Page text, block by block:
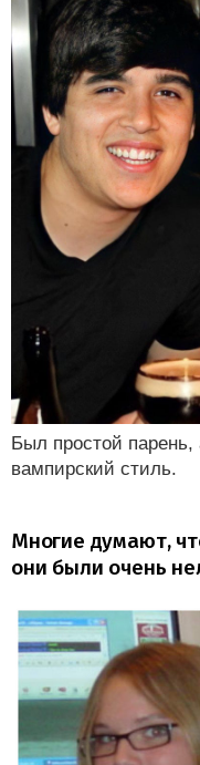
Был простой парень,
вампирский стиль.
Многие думают,
они были очень